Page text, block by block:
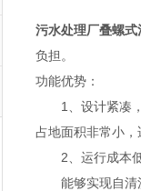
污水处理厂叠螺
负担。
功能优势：
1、设计紧凑，
占地面积非常小
2、运行成本低
能够实现自清洗